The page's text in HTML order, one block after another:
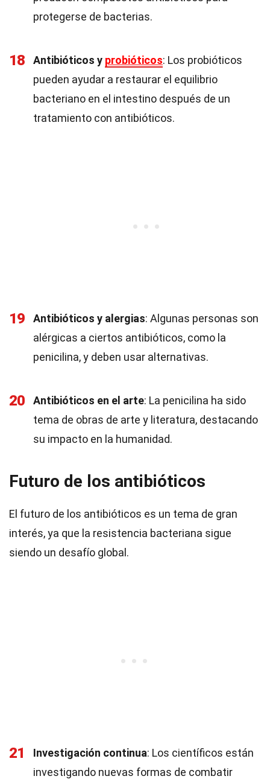
protegerse de bacterias.
18 Antibióticos y probióticos: Los probióticos
pueden ayudar a restaurar el equilibrio
bacteriano en el intestino después de un
tratamiento con antibióticos.
19 Antibióticos y alergias: Algunas personas son
alérgicas a ciertos antibióticos, como la
penicilina, y deben usar alternativas.
20 Antibióticos en el arte: La penicilina ha sido
tema de obras de arte y literatura, destacando
su impacto en la humanidad.
Futuro de los antibióticos
El futuro de los antibióticos es un tema de gran
interés, ya que la resistencia bacteriana sigue
siendo un desafío global.
21 Investigación continua: Los científicos están
investigando nuevas formas de combatir